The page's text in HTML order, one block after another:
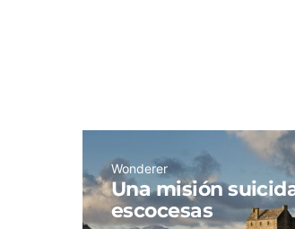
Wonderer
Una misión
escocesas